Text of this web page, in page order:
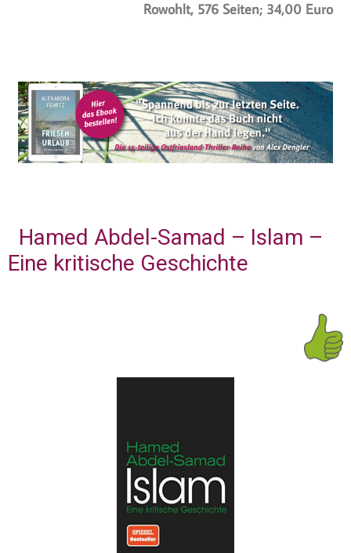
Rowohlt, 576 Seiten; 34,00 Euro
Hamed Abdel-Samad – Islam –
Eine kritische Geschichte